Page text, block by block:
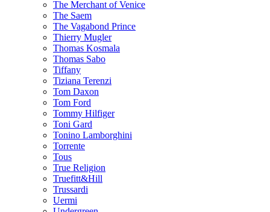
The Merchant of Venice
The Saem
The Vagabond Prince
Thierry Mugler
Thomas Kosmala
Thomas Sabo
Tiffany
Tiziana Terenzi
Tom Daxon
Tom Ford
Tommy Hilfiger
Toni Gard
Tonino Lamborghini
Torrente
Tous
True Religion
Truefitt&Hill
Trussardi
Uermi